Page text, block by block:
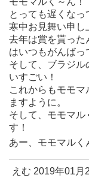
とっても遅くなっ
寒中お見舞い申し
去年は賞を貰った
はいつもがんば
そして、ブラジ
いすごい！
これからもモモ
ますように。
そして、モモマル
す！
あー、モモマル
えむ 2019年01月